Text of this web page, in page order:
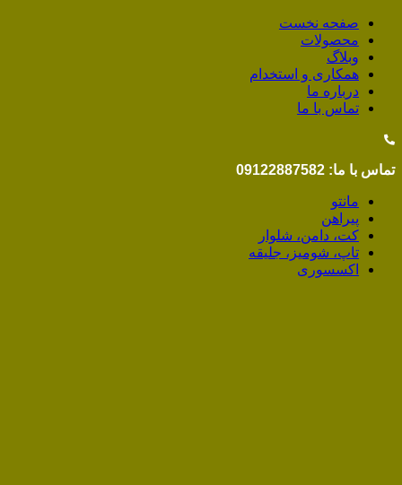
صفحه نخست
محصولات
وبلاگ
همکاری و استخدام
درباره ما
تماس با ما
تماس با ما: 09122887582
مانتو
پیراهن
کت، دامن، شلوار
تاپ، شومیز، جلیقه
اکسسوری